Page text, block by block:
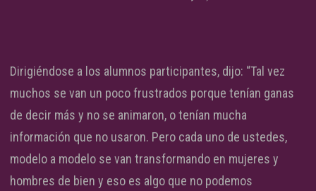
Dirigiéndose a los alumnos participantes, dijo: “Tal vez
muchos se van un poco frustrados porque tenían ganas
de decir más y no se animaron, o tenían mucha
información que no usaron. Pero cada uno de ustedes,
modelo a modelo se van transformando en mujeres y
hombres de bien y eso es algo que no podemos